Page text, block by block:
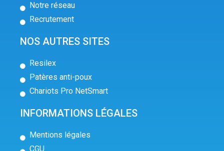
Notre réseau
Recrutement
NOS AUTRES SITES
Resilex
Patères anti-poux
Chariots Pro NetSmart
INFORMATIONS LÉGALES
Mentions légales
CGU